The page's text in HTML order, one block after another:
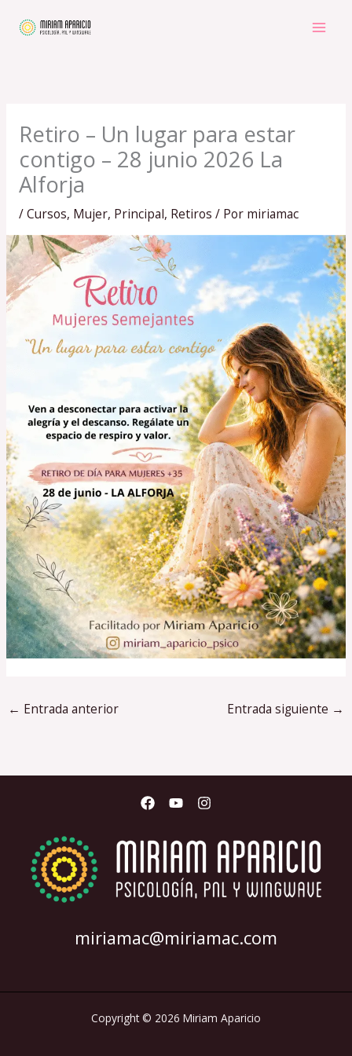
Retiro – Un lugar para estar
contigo – 28 junio 2026 La
Alforja
/Cursos, Mujer, Principal, Retiros / Por miriamac
← Entrada anterior Entrada siguiente →
miriamac@miriamac.com
Copyright © 2026 Miriam Aparicio